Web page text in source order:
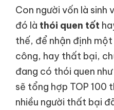
Con người vốn là sinh
đó là thói quen tốt
thế, để nhận định
công, hay thất bại,
đang có thói quen
sẽ tổng hợp TOP 100
nhiều người thất bại